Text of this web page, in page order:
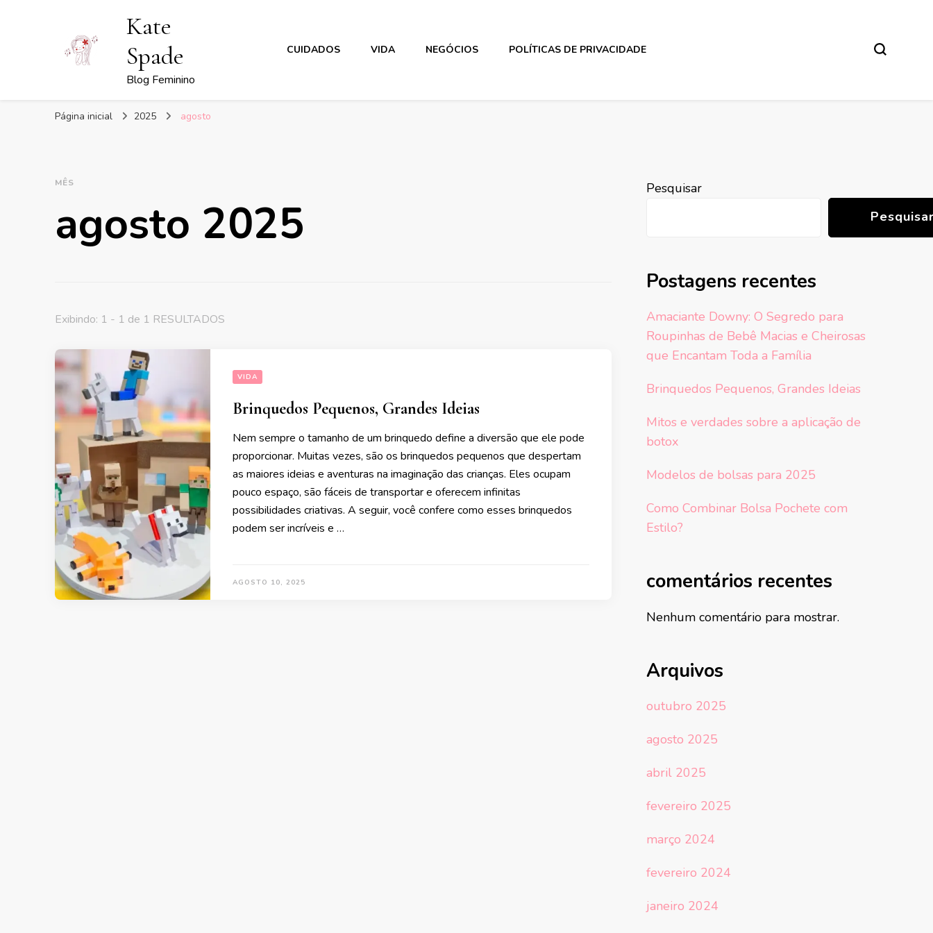
Kate
Spade
Blog Feminino
CUIDADOS VIDA NEGÓCIOS POLÍTICAS DE PRIVACIDADE
Página inicial 2025 agosto
MÊS
agosto 2025
Exibindo: 1 - 1 de 1 RESULTADOS
VIDA
Brinquedos Pequenos, Grandes Ideias
Nem sempre o tamanho de um brinquedo define a diversão que ele pode
proporcionar. Muitas vezes, são os brinquedos pequenos que despertam
as maiores ideias e aventuras na imaginação das crianças. Eles ocupam
pouco espaço, são fáceis de transportar e oferecem infinitas
possibilidades criativas. A seguir, você confere como esses brinquedos
podem ser incríveis e …
AGOSTO 10, 2025
Pesquisar
Postagens recentes
Amaciante Downy: O Segredo para
Roupinhas de Bebê Macias e Cheirosas
que Encantam Toda a Família
Brinquedos Pequenos, Grandes Ideias
Mitos e verdades sobre a aplicação de
botox
Modelos de bolsas para 2025
Como Combinar Bolsa Pochete com
Estilo?
comentários recentes
Nenhum comentário para mostrar.
Arquivos
outubro 2025
agosto 2025
abril 2025
fevereiro 2025
março 2024
fevereiro 2024
janeiro 2024